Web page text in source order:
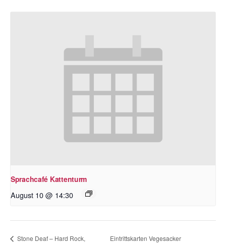
Sprachcafé Kattenturm
August 10 @ 14:30
Stone Deaf – Hard Rock,
Eintrittskarten Vegesacker